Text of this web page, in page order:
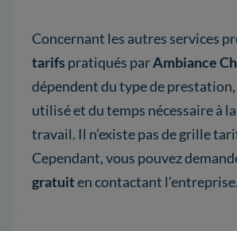
Concernant les autres services
tarifs pratiqués parAmbiance
dépendent du type de
utilisé et du temps nécessaire à
travail. Il n’existe pas de grille
Cependant, vous pouvez
gratuiten contactant l’entreprise.